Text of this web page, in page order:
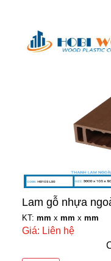
Lam gỗ nhựa
KT: mm x mm x mm
Giá: Liên hệ